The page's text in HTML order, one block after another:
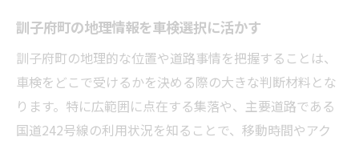
訓子府町の地理情報を車検選択に活かす
訓子府町の地理的な位置や道路事情を把握することは、
車検をどこで受けるかを決める際の大きな判断材料とな
ります。特に広範囲に点在する集落や、主要道路である
国道242号線の利用状況を知ることで、移動時間やアク